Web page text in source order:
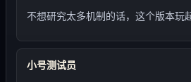
不想研究太多机制的话，这个版本玩
小号测试员